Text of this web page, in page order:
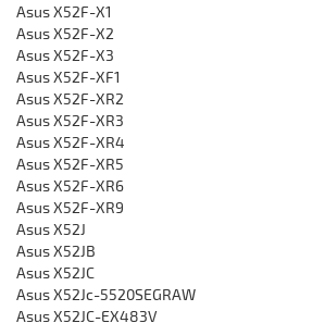
Asus X52F-X1
Asus X52F-X2
Asus X52F-X3
Asus X52F-XF1
Asus X52F-XR2
Asus X52F-XR3
Asus X52F-XR4
Asus X52F-XR5
Asus X52F-XR6
Asus X52F-XR9
Asus X52J
Asus X52JB
Asus X52JC
Asus X52Jc-5520SEGRAW
Asus X52JC-EX483V